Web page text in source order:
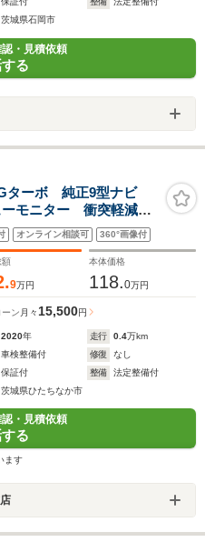
茨城県石岡市
・見積依頼
る
ターボ 純正9型ナビ
モニター 衝突軽減ブ
ETC スマートキ―
フロアマット 純正ア
オンライン相談可 360°画像付
額
9万円
本体価格
118.0万円
ン 月々 15,500円
2020年 走行 0.4万km
車検整備付 修復
なし
保証付 整備
法定整備付
茨城県ひたちなか市
・見積依頼
る
ます